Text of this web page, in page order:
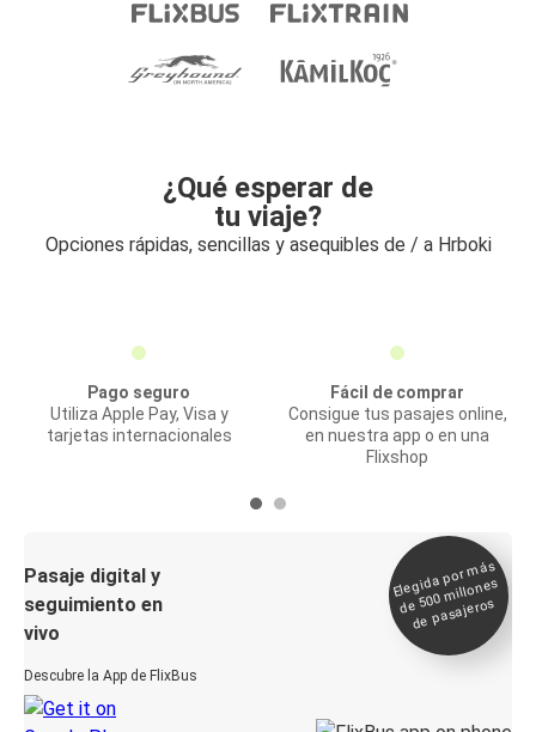
¿Qué esperar de
tu viaje?
Opciones rápidas, sencillas y asequibles de / a Hrboki
Pago seguro
Utiliza Apple Pay, Visa y
tarjetas internacionales
Fácil de comprar
Consigue tus pasajes online,
en nuestra app o en una
Flixshop
Pasaje digital y
seguimiento en
vivo
Descubre la App de FlixBus
Elegida por
más
de 500
millones
de pasajeros